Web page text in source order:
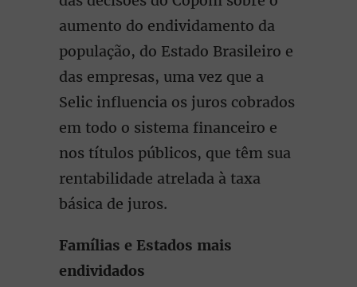
aumento do endividamento da
população, do Estado Brasileiro e
das empresas, uma vez que a
Selic influencia os juros cobrados
em todo o sistema financeiro e
nos títulos públicos, que têm sua
rentabilidade atrelada à taxa
básica de juros.
Famílias e Estados mais
endividados